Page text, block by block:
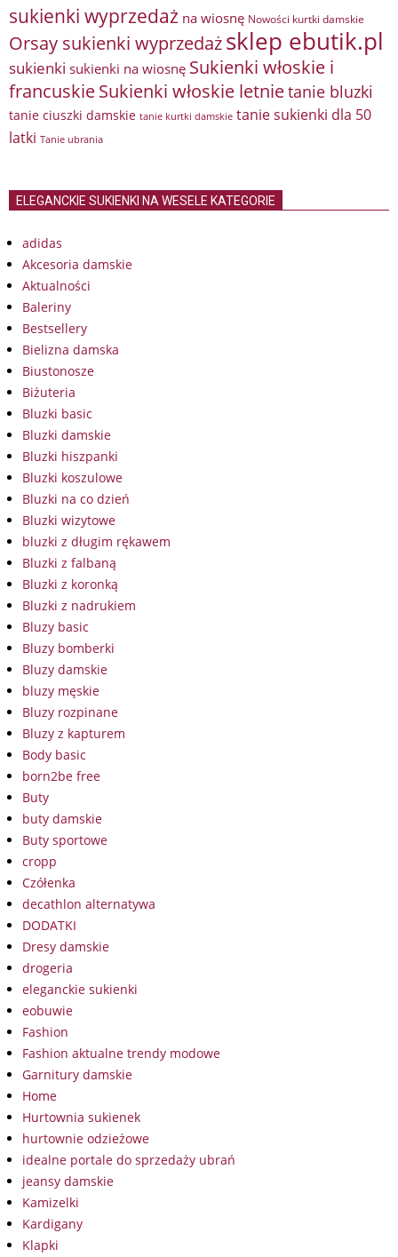
sukienki wyprzedaż na wiosnę Nowości kurtki damskie
Orsay sukienki wyprzedażsklep ebutik.pl
sukienki sukienki na wiosnę Sukienki włoskie i
francuskieSukienki włoskie letnietanie bluzki
tanie ciuszki damskie tanie kurtki damskie tanie sukienki dla 50
latki Tanie ubrania
ELEGANCKIE SUKIENKI NA WESELE KATEGORIE
adidas
Akcesoria damskie
Aktualności
Baleriny
Bestsellery
Bielizna damska
Biustonosze
Biżuteria
Bluzki basic
Bluzki damskie
Bluzki hiszpanki
Bluzki koszulowe
Bluzki na co dzień
Bluzki wizytowe
bluzki z długim rękawem
Bluzki z falbaną
Bluzki z koronką
Bluzki z nadrukiem
Bluzy basic
Bluzy bomberki
Bluzy damskie
bluzy męskie
Bluzy rozpinane
Bluzy z kapturem
Body basic
born2be free
Buty
buty damskie
Buty sportowe
cropp
Czółenka
decathlon alternatywa
DODATKI
Dresy damskie
drogeria
eleganckie sukienki
eobuwie
Fashion
Fashion aktualne trendy modowe
Garnitury damskie
Home
Hurtownia sukienek
hurtownie odzieżowe
idealne portale do sprzedaży ubrań
jeansy damskie
Kamizelki
Kardigany
Klapki